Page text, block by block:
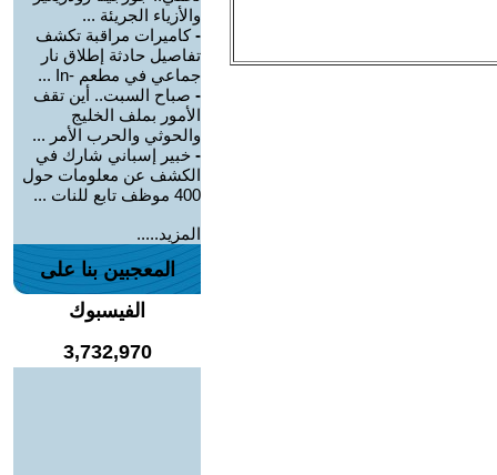
والأزياء الجريئة ...
-كاميرات مراقبة تكشف
تفاصيل حادثة إطلاق نار
جماعي في مطعم -In ...
- صباح السبت.. أين تقف
الأمور بملف الخليج
والحوثي والحرب الأمر ...
- خبير إسباني شارك في
الكشف عن معلومات حول
400 موظف تابع للنات ...
المزيد.....
المعجبين بنا على
الفيسبوك
3,732,970